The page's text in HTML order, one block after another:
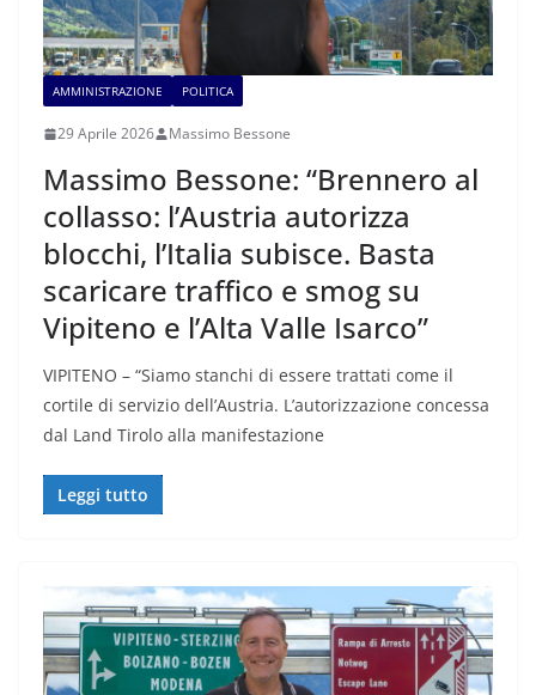
AMMINISTRAZIONE POLITICA
29 Aprile 2026 Massimo Bessone
Massimo Bessone: “Brennero al
collasso: l’Austria autorizza
blocchi, l’Italia subisce. Basta
scaricare traffico e smog su
Vipiteno e l’Alta Valle Isarco”
VIPITENO – “Siamo stanchi di essere trattati come il
cortile di servizio dell’Austria. L’autorizzazione concessa
dal Land Tirolo alla manifestazione
Leggi tutto